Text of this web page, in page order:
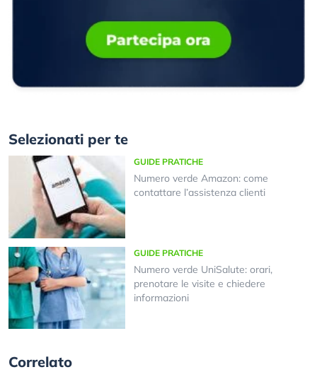
Selezionati per te
GUIDE PRATICHE
Numero verde Amazon: come
contattare l’assistenza clienti
GUIDE PRATICHE
Numero verde UniSalute: orari,
prenotare le visite e chiedere
informazioni
Correlato